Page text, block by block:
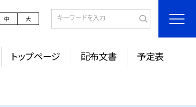
中 大
トップページ 配布文書 予定表